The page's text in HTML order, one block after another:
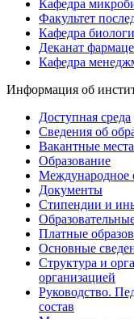
Кафедра
Факультет
Кафедра
Деканат
Кафедра
Информация об
Доступная среда
Сведения об
Вакантные
Образование
Международное
Документы
Стипендии и
Платные
Основные
Структура и
организацией
Руководство.
состав